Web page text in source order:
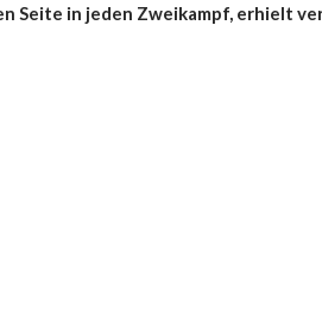
Seite in jeden Zweikampf, erhielt